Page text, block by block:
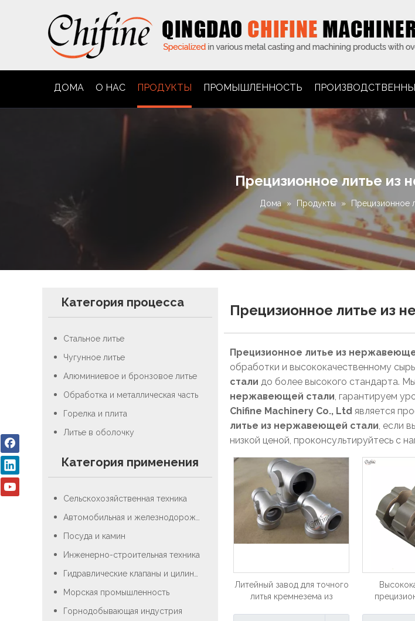
ДОМА О НАС ПРОДУКТЫ ПРОМЫШЛЕННОСТЬ
Прецизионное литье из
Дома » Продукты » Прецизионное
Категория процесса
Стальное литье
Чугунное литье
Алюминиевое и бронзовое литье
Обработка и металлическая часть
Горелка и плита
Литье в оболочку
Категория применения
Сельскохозяйственная техника
Посуда и камин
Инженерно-строительная техника
Морская промышленность
Горнодобывающая индустрия
Прецизионное литье из
Прецизионное литье из
обработки и высококачественному
стали до более высокого стандарта.
нержавеющей стали, гарантируем
Chifine Machinery Co., Ltd является
литье из нержавеющей стали, если
низкой ценой, проконсультируйтесь с
Литейный завод для точного
литья кремнезема из